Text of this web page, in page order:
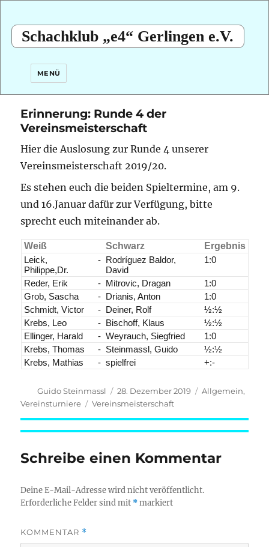
Schachklub „e4“ Gerlingen e.V.
MENÜ
Erinnerung: Runde 4 der
Vereinsmeisterschaft
Hier die Auslosung zur Runde 4 unserer
Vereinsmeisterschaft 2019/20.
Es stehen euch die beiden Spieltermine, am 9.
und 16.Januar dafür zur Verfügung, bitte
sprecht euch miteinander ab.
Weiß Schwarz
Ergebnis
Leick,
Philippe,Dr.
- Rodríguez Baldor,
David
1:0
Reder, Erik - Mitrovic, Dragan
1:0
Grob, Sascha
- Drianis, Anton
1:0
Schmidt, Victor
- Deiner, Rolf
½:½
Krebs, Leo
- Bischoff, Klaus
½:½
Ellinger, Harald
- Weyrauch, Siegfried
1:0
Krebs, Thomas
- Steinmassl, Guido
½:½
Krebs, Mathias
- spielfrei +:-
Autor
Guido Steinmassl
Veröffentlicht
am
28. Dezember 2019 Kategorien
Allgemein,
Vereinsturniere
Schlagwörter
Vereinsmeisterschaft
Schreibe einen Kommentar
Deine E-Mail-Adresse wird nicht veröffentlicht.
Erforderliche Felder sind mit *markiert
KOMMENTAR *